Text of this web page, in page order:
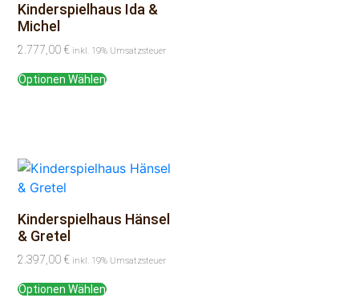
Kinderspielhaus Ida &
Michel
2.777,00 € inkl. 19% Umsatzsteuer
Optionen Wählen
Kinderspielhaus Hänsel
& Gretel
2.397,00 € inkl. 19% Umsatzsteuer
Optionen Wählen